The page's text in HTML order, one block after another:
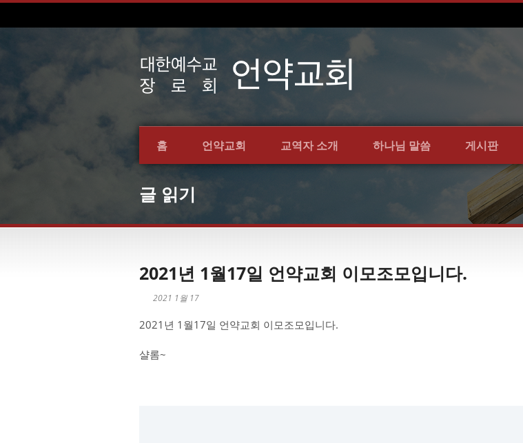
홈 언약교회 교역자 소개 하나님 말씀 게시판
글 읽기
2021년 1월17일 언약교회 이모조모입니다.
2021 1월 17
2021년 1월17일 언약교회 이모조모입니다.
샬롬~